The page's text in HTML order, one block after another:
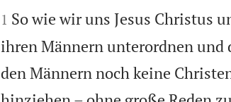


1 So wie wir uns Jesus Christus
ihren Männern unterordnen und
den Männern noch keine